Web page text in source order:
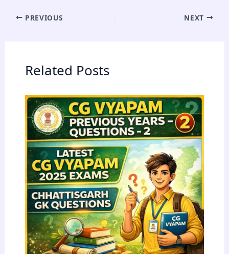
PREVIOUS NEXT
Related Posts